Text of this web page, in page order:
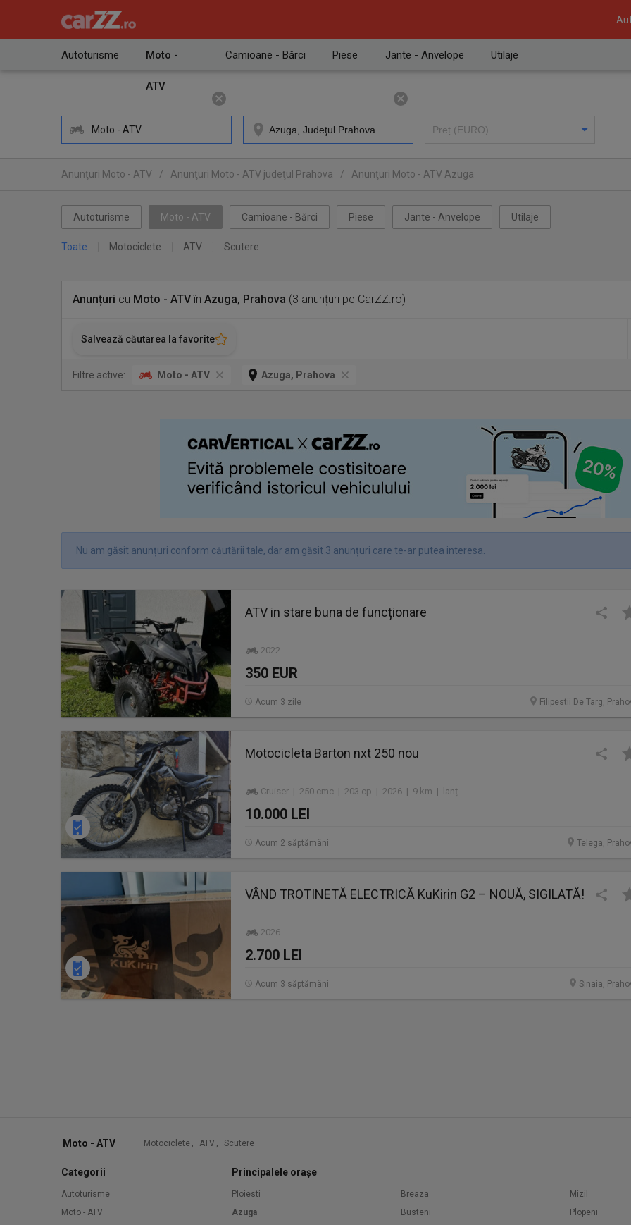
Autoturisme Moto -
ATV
Camioane - Bărci Piese Jante - Anvelope Utilaje
Moto - ATV
Anunţuri Moto - ATV / Anunţuri Moto - ATV judeţul Prahova / Anunţuri Moto - ATV Azuga
Autoturisme Moto - ATV Camioane - Bărci Piese Jante - Anvelope Utilaje
Toate Motociclete ATV Scutere
Anunțuri cu Moto - ATVîn Azuga, Prahova (3 anunțuri pe CarZZ.ro)
Salvează căutarea la favorite
Filtre active: Moto - ATV Azuga, Prahova
Nu am găsit anunțuri conform căutării tale, dar am găsit 3 anunțuri care te-ar putea interesa.
ATV in stare buna de funcționare
2022
350 EUR
Filipestii De Targ,
Acum 3 zile
Motocicleta Barton nxt 250 nou
Cruiser | 250 cmc | 203 cp | 2026 | 9 km | lanț
10.000 LEI
Telega,
Acum 2 săptămâni
VÂND TROTINETĂ ELECTRICĂ KuKirin G2 – NOUĂ, SIGILATĂ!
2026
2.700 LEI
Sinaia,
Acum 3 săptămâni
Moto - ATV Motociclete , ATV , Scutere
Categorii
Autoturisme
Moto - ATV
Principalele orașe
Ploiesti
Azuga
Breaza
Busteni
Mizil
Plopeni